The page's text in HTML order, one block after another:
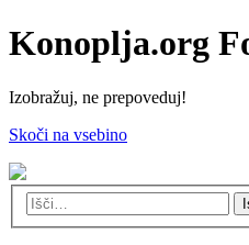
Konoplja.org
Izobražuj, ne prepoveduj!
Skoči na vsebino